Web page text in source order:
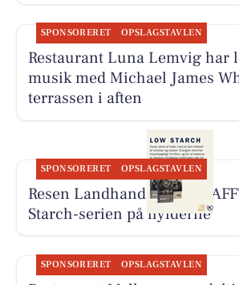
SPONSORERET OPSLAGSTAVLEN
Restaurant Luna Lemvig har
musik med Michael James
terrassen i aften
SPONSORERET OPSLAGSTAVLEN
Resen Landhandel har
Starch-serien på hylderne
SPONSORERET OPSLAGSTAVLEN